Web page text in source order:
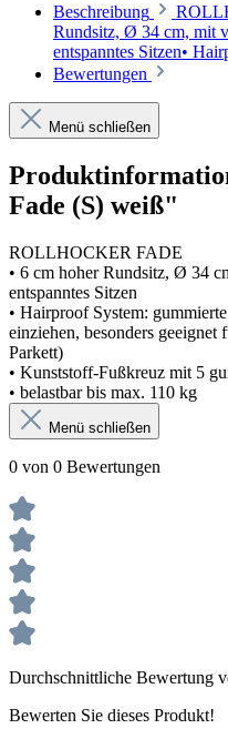
Beschreibung
Rundsitz, Ø 34 cm, mit
entspanntes Sitzen•
Bewertungen
Menü schließen
Fade (S) weiß"
ROLLHOCKER FADE
• 6 cm hoher Rundsitz, Ø 34
entspanntes Sitzen
• Hairproof System:
einziehen, besonders
Parkett)
• Kunststoff-Fußkreuz mit 5
• belastbar bis max. 110 kg
Menü schließen
0 von 0 Bewertungen
Durchschnittliche Bewertung
Bewerten Sie dieses Produkt!